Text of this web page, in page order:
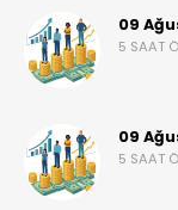
09
5 SAAT
09
5 SAAT